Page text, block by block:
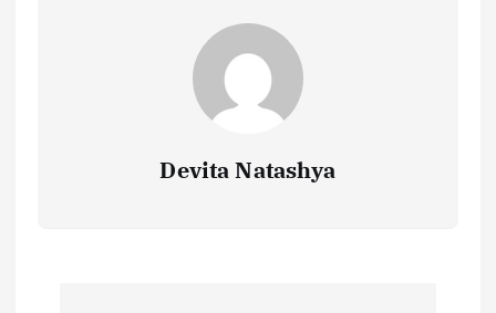
Devita Natashya